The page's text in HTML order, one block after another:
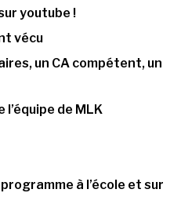
youtube !
vécu
un CA compétent, un
l’équipe de MLK
à l’école et sur